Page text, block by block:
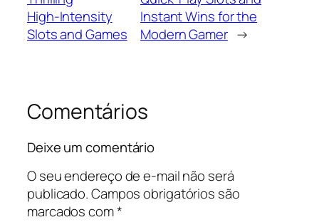
High‑Intensity
Slots and Games
Instant Wins for the
Modern Gamer →
Comentários
Deixe um comentário
O seu endereço de e-mail não será
publicado.Campos obrigatórios são
marcados com*